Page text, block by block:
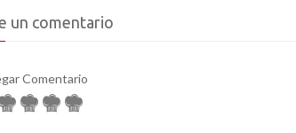
un comentario
Comentario